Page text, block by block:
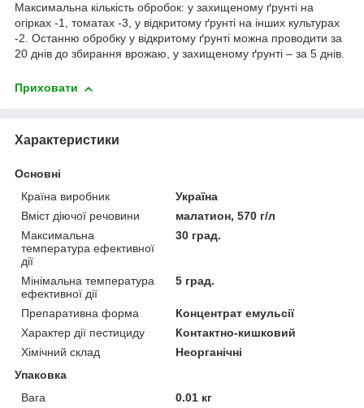
Максимальна кількість обробок: у захищеному ґрунті на
огірках -1, томатах -3, у відкритому ґрунті на інших культурах
-2. Останню обробку у відкритому ґрунті можна проводити за
20 днів до збирання врожаю, у захищеному ґрунті – за 5 днів.
Приховати
Характеристики
Основні
Країна виробник
Україна
Вміст діючої речовини
малатион, 570 г/л
Максимальна
температура ефективної
дії
30 град.
Мінімальна температура
ефективної дії
5 град.
Препаративна форма
Концентрат емульсії
Характер дії пестициду
Контактно-кишковий
Хімічний склад
Неорганічні
Упаковка
Вага
0.01 кг